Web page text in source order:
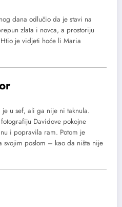
dana odlučio da je stavi na
zlata i novca, a prostoriju
je vidjeti hoće li Maria
u sef, ali ga nije ni taknula.
Davidove pokojne
i popravila ram. Potom je
svojim poslom – kao da ništa nije